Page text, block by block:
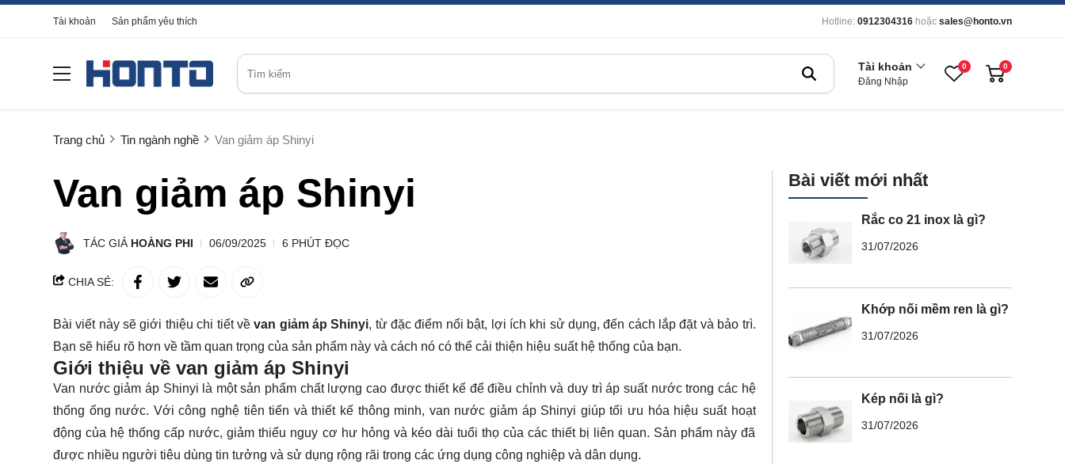
Tài khoản Sản phẩm yêu thích Hotline: 0912304316 hoặc sales@honto.vn
Tài khoản
Đăng Nhập
0 0
Trang chủ Tin ngành nghề Van giảm áp Shinyi
Van giảm áp Shinyi
TÁC GIẢ HOÀNG PHI 06/09/2025 6 PHÚT ĐỌC
CHIA SẺ:
Bài viết này sẽ giới thiệu chi tiết vềvan giảm áp Shinyi, từ đặc điểm nổi bật, lợi ích khi sử dụng, đến cách lắp đặt và bảo trì.
Bạn sẽ hiểu rõ hơn về tầm quan trọng của sản phẩm này và cách nó có thể cải thiện hiệu suất hệ thống của bạn.
Giới thiệu về van giảm áp Shinyi
Van nước giảm áp Shinyi là một sản phẩm chất lượng cao được thiết kế để điều chỉnh và duy trì áp suất nước trong các hệ
thống ống nước. Với công nghệ tiên tiến và thiết kế thông minh, van nước giảm áp Shinyi giúp tối ưu hóa hiệu suất hoạt
động của hệ thống cấp nước, giảm thiểu nguy cơ hư hỏng và kéo dài tuổi thọ của các thiết bị liên quan. Sản phẩm này đã
được nhiều người tiêu dùng tin tưởng và sử dụng rộng rãi trong các ứng dụng công nghiệp và dân dụng.
Bài viết mới nhất
Rắc co 21 inox là gì?
31/07/2026
Khớp nối mềm ren là gì?
31/07/2026
Kép nối là gì?
31/07/2026